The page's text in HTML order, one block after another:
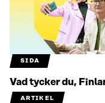
SIDA
Vad tycker du,
ARTIKEL